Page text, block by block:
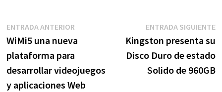
Navegación
de
entradas
ENTRADA ANTERIOREntrada
anterior:
WiMi5 una nueva
plataforma para
desarrollar videojuegos
y aplicaciones Web
ENTRADA SIGUIENTE
Kingston presenta su
Disco Duro de estado
Solido de 960GB